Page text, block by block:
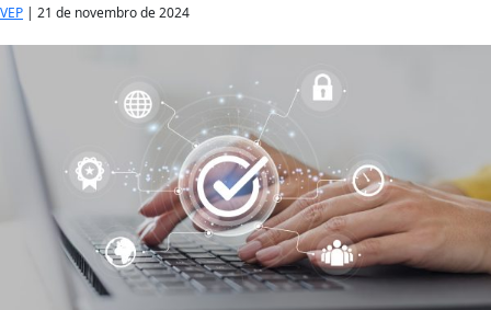
VEP | 21 de novembro de 2024